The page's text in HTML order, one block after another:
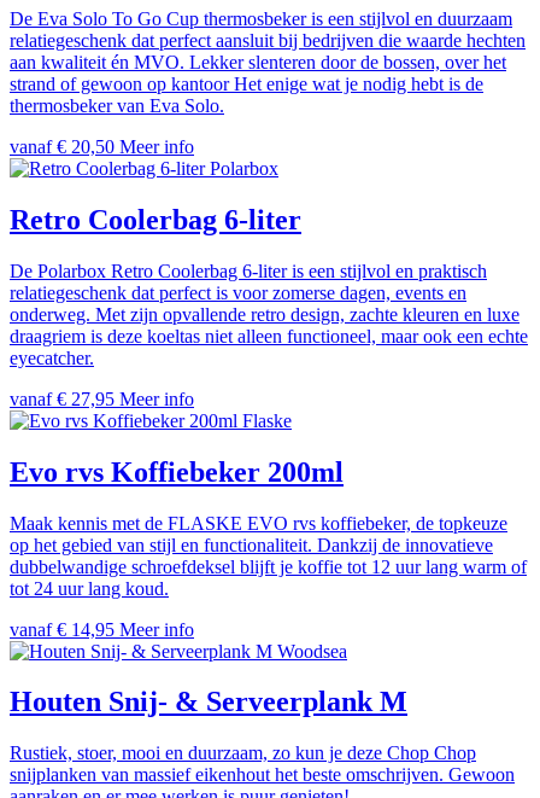
De Eva Solo To Go Cup thermosbeker is een stijlvol en duurzaam
relatiegeschenk dat perfect aansluit bij bedrijven die waarde hechten
aan kwaliteit én MVO. Lekker slenteren door de bossen, over het
strand of gewoon op kantoor Het enige wat je nodig hebt is de
thermosbeker van Eva Solo.
vanaf € 20,50 Meer info
Polarbox
Retro Coolerbag 6-liter
De Polarbox Retro Coolerbag 6-liter is een stijlvol en praktisch
relatiegeschenk dat perfect is voor zomerse dagen, events en
onderweg. Met zijn opvallende retro design, zachte kleuren en luxe
draagriem is deze koeltas niet alleen functioneel, maar ook een echte
eyecatcher.
vanaf € 27,95 Meer info
Flaske
Evo rvs Koffiebeker 200ml
Maak kennis met de FLASKE EVO rvs koffiebeker, de topkeuze
op het gebied van stijl en functionaliteit. Dankzij de innovatieve
dubbelwandige schroefdeksel blijft je koffie tot 12 uur lang warm of
tot 24 uur lang koud.
vanaf € 14,95 Meer info
Woodsea
Houten Snij- & Serveerplank M
Rustiek, stoer, mooi en duurzaam, zo kun je deze Chop Chop
snijplanken van massief eikenhout het beste omschrijven. Gewoon